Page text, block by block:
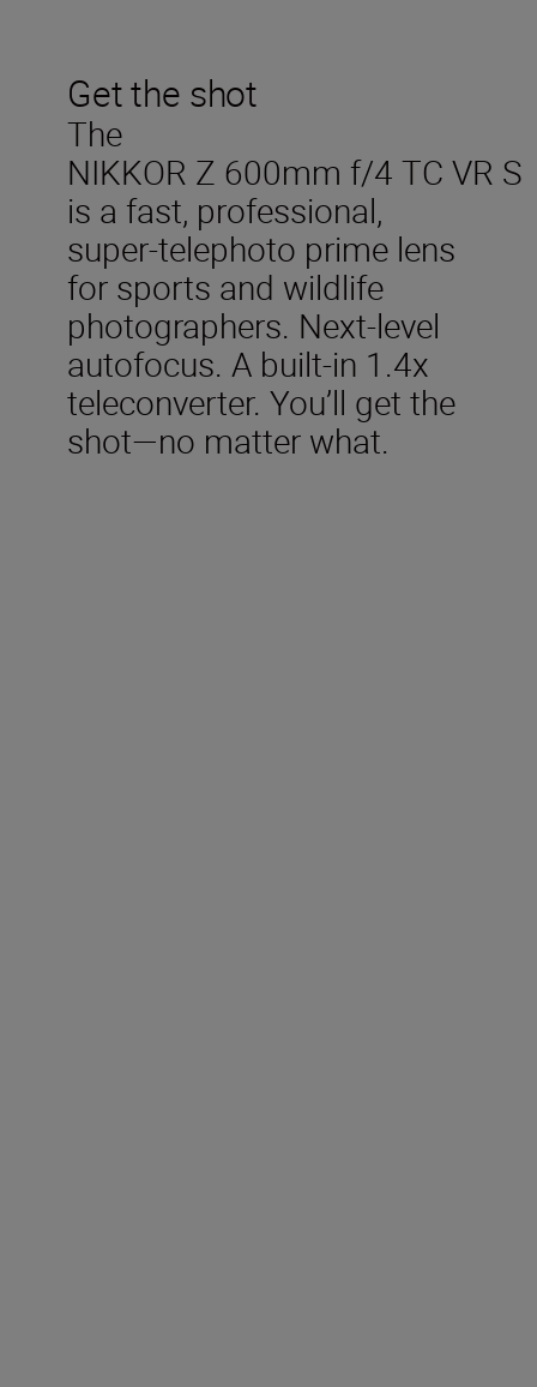
Get the shot
The
NIKKOR Z 600mm f/4 TC VR S
is a fast, professional,
super-telephoto prime lens
for sports and wildlife
photographers. Next-level
autofocus. A built-in 1.4x
teleconverter. You’ll get the
shot—no matter what.